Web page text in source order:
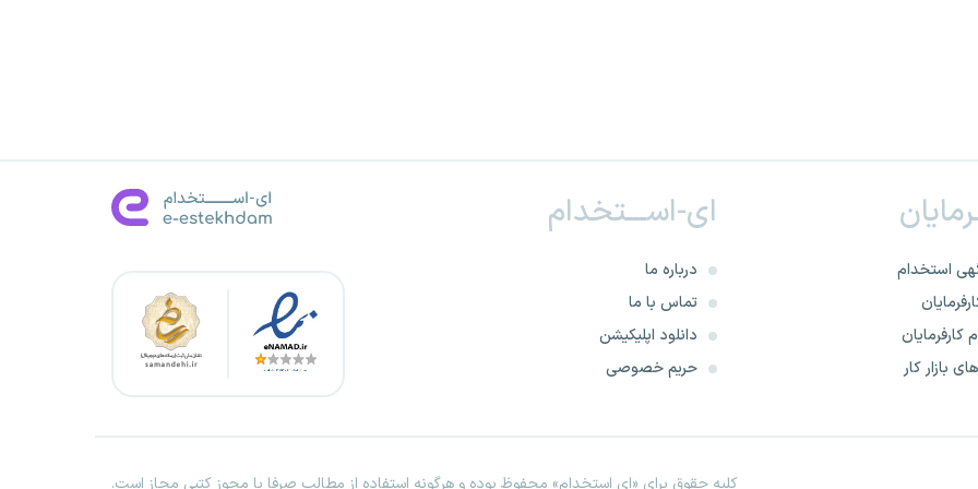
استخدام
کارفرمایان
بازار کار
ای-اســـتخدام
درباره ما
تماس با ما
دانلود اپلیکیشن
حریم خصوصی
کلیه حقوق برای «ای استخدام» محفوظ بوده و هرگونه استفاده از مطالب صرفا با مجوز کتبی مجاز است.